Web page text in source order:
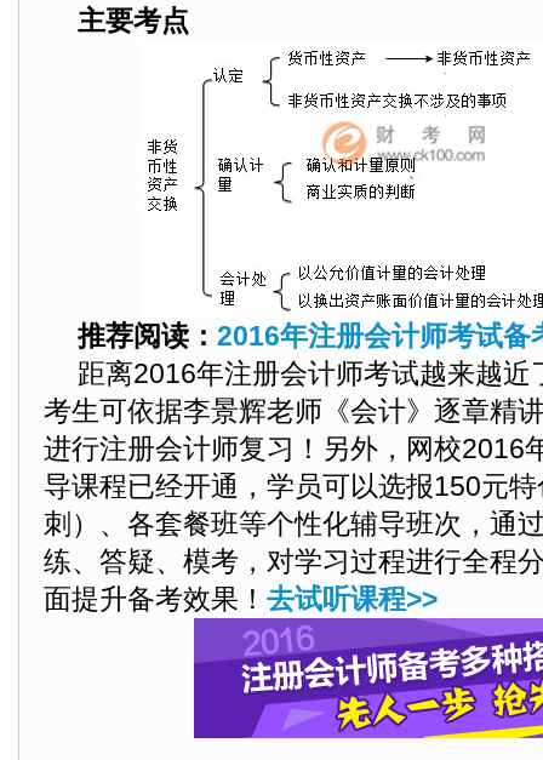
主要考点
推荐阅读： 2016年注册会计师考试备
距离2016年注册会计师考试越来越近
考生可依据李景辉老师《会计》逐章精
进行注册会计师复习！另外，网校2016
导课程已经开通，学员可以选报150元
刺）、各套餐班等个性化辅导班次，通
练、答疑、模考，对学习过程进行全程
面提升备考效果！ 去试听课程>>